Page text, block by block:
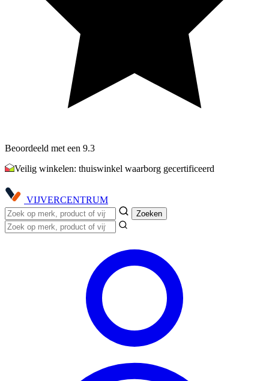
Beoordeeld met een 9.3
Veilig winkelen: thuiswinkel waarborg gecertificeerd
VIJVERCENTRUM
Zoeken